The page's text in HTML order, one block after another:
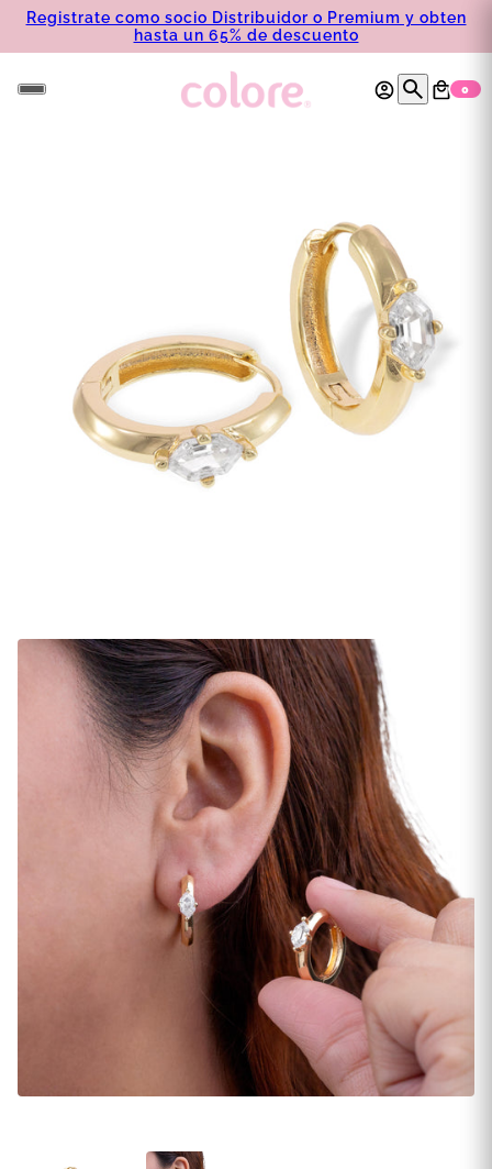
Registrate como socio Distribuidor o Premium y obten
hasta un 65% de descuento